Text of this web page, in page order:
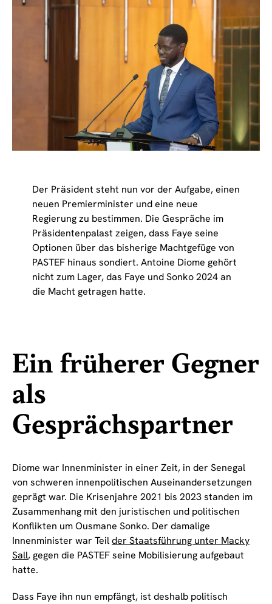
Der Präsident steht nun vor der Aufgabe, einen
neuen Premierminister und eine neue
Regierung zu bestimmen. Die Gespräche im
Präsidentenpalast zeigen, dass Faye seine
Optionen über das bisherige Machtgefüge von
PASTEF hinaus sondiert. Antoine Diome gehört
nicht zum Lager, das Faye und Sonko 2024 an
die Macht getragen hatte.
Ein früherer Gegner
als
Gesprächspartner
Diome war Innenminister in einer Zeit, in der Senegal
von schweren innenpolitischen Auseinandersetzungen
geprägt war. Die Krisenjahre 2021 bis 2023 standen im
Zusammenhang mit den juristischen und politischen
Konflikten um Ousmane Sonko. Der damalige
Innenminister war Teilder Staatsführung unter Macky
Sall, gegen die PASTEF seine Mobilisierung aufgebaut
hatte.
Dass Faye ihn nun empfängt, ist deshalb politisch